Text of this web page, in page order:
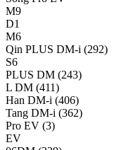
M9
D1
M6
Qin PLUS DM-i (292)
S6
PLUS DM (243)
L DM (411)
Han DM-i (406)
Tang DM-i (362)
Pro EV (3)
EV